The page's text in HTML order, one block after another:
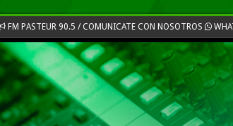
FM PASTEUR 90.5 / COMUNICATE CON NOSOTROS